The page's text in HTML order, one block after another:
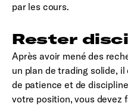
par les cours.
Rester
Après avoir mené des
un plan de trading solide,
de patience et de
votre position, vous devez